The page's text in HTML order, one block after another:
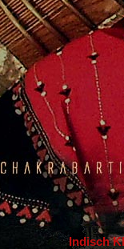
Indisch